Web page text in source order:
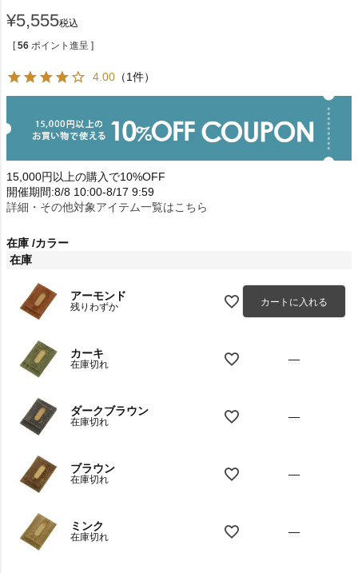
¥5,555税込
[ 56 ポイント進呈 ]
4.00 （1件）
15,000円以上の購入で10%OFF
開催期間:8/8 10:00-8/17 9:59
詳細・その他対象アイテム一覧はこちら
在庫 カラー
在庫
アーモンド
残りわずか カートに入れる
カーキ
在庫切れ —
ダークブラウン
在庫切れ —
ブラウン
在庫切れ —
ミンク
在庫切れ —